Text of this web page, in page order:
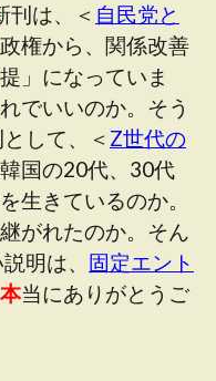
刊は、＜ 自民党と
権から、関係改善
」になっていま
でいいのか。そう
して、＜ Z世代の
国の20代、30代
生きているのか。
がれたのか。そん
明は、 固定エント
本当にありがとうご